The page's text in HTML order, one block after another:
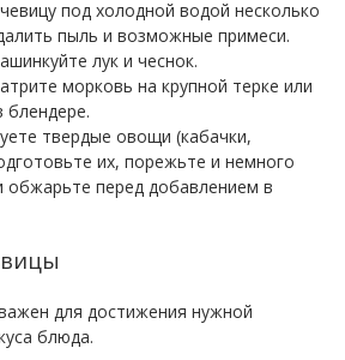
под холодной водой несколько
пыль и возможные примеси.
лук и чеснок.
морковь на крупной терке или
блендере.
твердые овощи (кабачки,
их, порежьте и немного
обжарьте перед добавлением в
для достижения нужной
блюда.